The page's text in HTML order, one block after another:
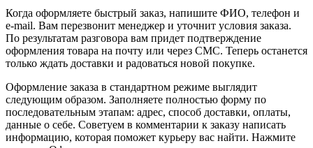
Когда оформляете быстрый заказ, напишите ФИО, телефон и
e-mail. Вам перезвонит менеджер и уточнит условия заказа.
По результатам разговора вам придет подтверждение
оформления товара на почту или через СМС. Теперь останется
только ждать доставки и радоваться новой покупке.
Оформление заказа в стандартном режиме выглядит
следующим образом. Заполняете полностью форму по
последовательным этапам: адрес, способ доставки, оплаты,
данные о себе. Советуем в комментарии к заказу написать
информацию, которая поможет курьеру вас найти. Нажмите